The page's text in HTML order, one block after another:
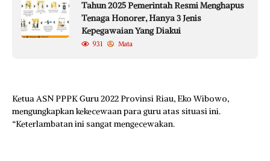
Tahun 2025 Pemerintah Resmi Menghapus
Tenaga Honorer, Hanya 3 Jenis
Kepegawaian Yang Diakui
931 Mata
Ketua ASN PPPK Guru 2022 Provinsi Riau, Eko Wibowo,
mengungkapkan kekecewaan para guru atas situasi ini.
“Keterlambatan ini sangat mengecewakan.